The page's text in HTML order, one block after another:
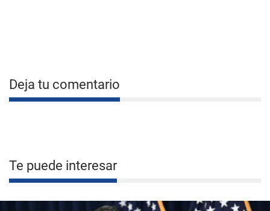
Deja tu comentario
Te puede interesar